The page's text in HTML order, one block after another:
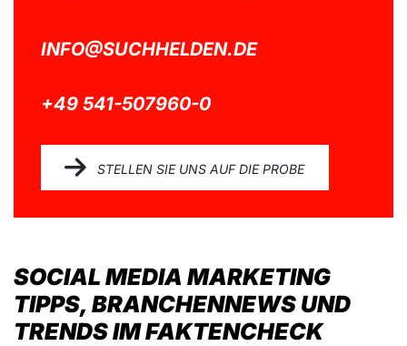
INFO@SUCHHELDEN.DE
+49 541-507960-0
STELLEN SIE UNS AUF DIE PROBE
SOCIAL MEDIA MARKETING
TIPPS, BRANCHENNEWS UND
TRENDS IM FAKTENCHECK